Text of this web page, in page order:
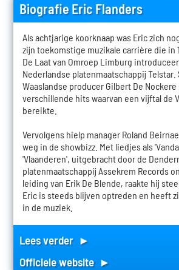
Biografie Eric Flanders
Als achtjarige koorknaap was Eric zich
zijn toekomstige muzikale carrière die in
De Laat van Omroep Limburg
Nederlandse platenmaatschappij Telstar.
Waaslandse producer Gilbert De
verschillende hits waarvan een vijftal de
bereikte.
Vervolgens hielp manager Roland
weg in de showbizz. Met liedjes als
'Vlaanderen', uitgebracht door de
platenmaatschappij Assekrem Records
leiding van Erik De Blende, raakte hij
Eric is steeds blijven optreden en heeft
in de muziek.
Lees verder ►
Officiele website ►